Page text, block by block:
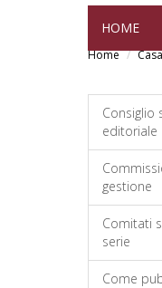
HOME
Home
Consiglio
editoriale
gestione
Comitati
serie
Come